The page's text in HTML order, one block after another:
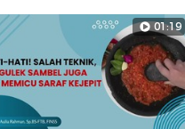
01:19